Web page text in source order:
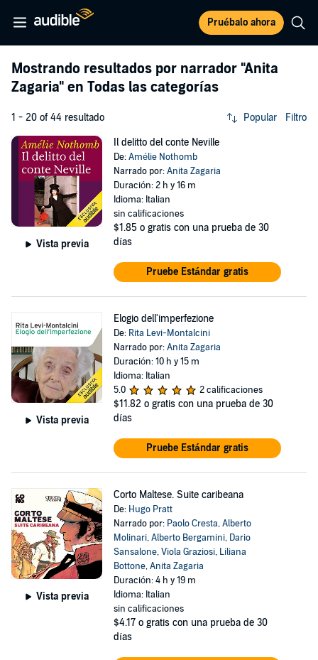
Pruébalo ahora
Mostrando resultados por narrador "Anita
Zagaria" en Todas las categorías
1 - 20 of 44 resultado Popular Filtro
Vista previa
Il delitto del conte Neville
De:Amélie Nothomb
Narrado por:Anita Zagaria
Duración: 2 h y 16 m
Idioma: Italian
sin calificaciones
$1.85 o gratis con una prueba de 30
días
Pruebe Estándar gratis
Vista previa
Elogio dell'imperfezione
De: Rita Levi-Montalcini
Narrado por:Anita Zagaria
Duración: 10 h y 15 m
Idioma: Italian
5.0
2 calificaciones
$11.82 o gratis con una prueba de 30
días
Pruebe Estándar gratis
Vista previa
Corto Maltese. Suite caribeana
De: Hugo Pratt
Narrado por: Paolo Cresta,Alberto
Molinari,Alberto Bergamini, Dario
Sansalone,Viola Graziosi, Liliana
Bottone,Anita Zagaria
Duración: 4 h y 19 m
Idioma: Italian
sin calificaciones
$4.17 o gratis con una prueba de 30
días